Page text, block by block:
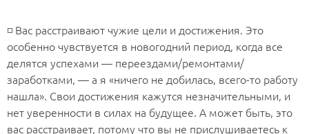
◽️ Вас расстраивают чужие цели и достижения. Это
особенно чувствуется в новогодний период, когда все
делятся успехами — переездами/ремонтами/
заработками, — а я «ничего не добилась, всего-то работу
нашла». Свои достижения кажутся незначительными, и
нет уверенности в силах на будущее. А может быть, это
вас расстраивает, потому что вы не прислушиваетесь к